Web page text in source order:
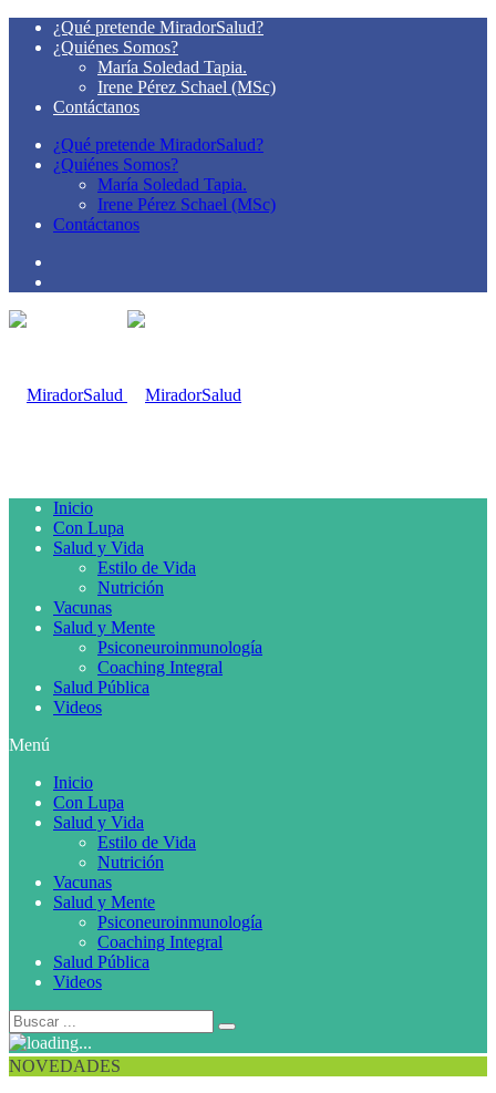
¿Qué pretende MiradorSalud?
¿Quiénes Somos?
María Soledad Tapia.
Irene Pérez Schael (MSc)
Contáctanos
¿Qué pretende MiradorSalud?
¿Quiénes Somos?
María Soledad Tapia.
Irene Pérez Schael (MSc)
Contáctanos
Inicio
Con Lupa
Salud y Vida
Estilo de Vida
Nutrición
Vacunas
Salud y Mente
Psiconeuroinmunología
Coaching Integral
Salud Pública
Videos
Menú
Inicio
Con Lupa
Salud y Vida
Estilo de Vida
Nutrición
Vacunas
Salud y Mente
Psiconeuroinmunología
Coaching Integral
Salud Pública
Videos
NOVEDADES